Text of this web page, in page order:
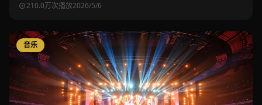
210.0万次播放2026/5/6
音乐